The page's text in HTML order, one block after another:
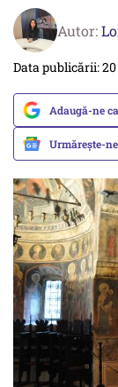
Autor:
Data publicării:
Adaugă-ne
Urmărește-